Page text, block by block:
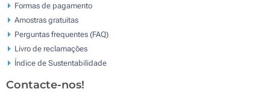
Formas de pagamento
Amostras gratuitas
Perguntas frequentes (FAQ)
Livro de reclamaçōes
Índice de Sustentabilidade
Contacte-nos!